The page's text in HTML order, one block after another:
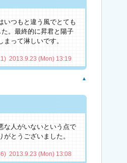
いつもと違う風でとても
。最終的に昇君と陽子
って淋しいです。
2013.9.23 (Mon) 13:19
▲
な人がいないという点で
とうございました。
2013.9.23 (Mon) 13:08